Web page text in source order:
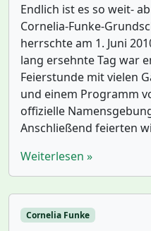
Endlich ist es so weit-
Cornelia-Funke-
herrschte am 1. Juni
lang ersehnte Tag war
Feierstunde mit vielen
und einem Programm
offizielle
Anschließend feierten
Weiterlesen »
Cornelia Funke